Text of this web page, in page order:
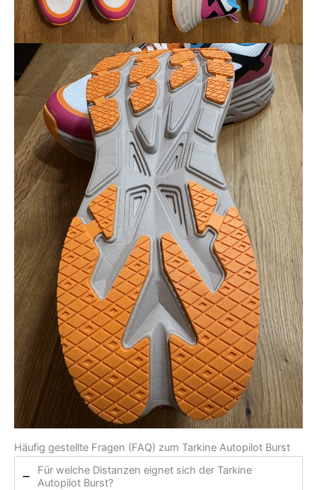
Häufig gestellte Fragen (FAQ) zum Tarkine Autopilot Burst
Für welche Distanzen eignet sich der Tarkine
Autopilot Burst?